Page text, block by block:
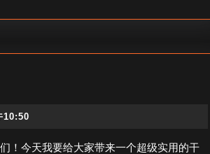
10:50
！今天我要给大家带来一个超级实用的干